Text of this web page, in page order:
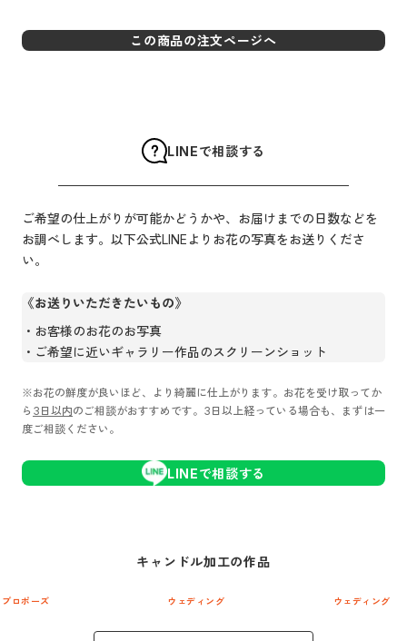
この商品の注文ページへ
LINEで相談する
ご希望の仕上がりが可能かどうかや、お届けまでの日数などを
お調べします。以下公式LINEよりお花の写真をお送りくださ
い。
《お送りいただきたいもの》
お客様のお花のお写真
ご希望に近いギャラリー作品のスクリーンショット
※お花の鮮度が良いほど、より綺麗に仕上がります。お花を受け取ってか
ら 3日以内のご相談がおすすめです。3日以上経っている場合も、まずは一
度ご相談ください。
LINEで相談する
キャンドル加工の作品
プロポーズ ウェディング ウェディング